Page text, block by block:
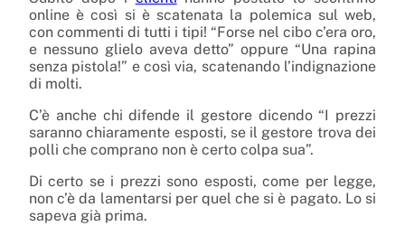
online è così si è scatenata la polemica sul web,
con commenti di tutti i tipi! “Forse nel cibo c’era oro,
e nessuno glielo aveva detto” oppure “Una rapina
senza pistola!” e così via, scatenando l’indignazione
di molti.
C’è anche chi difende il gestore dicendo “I prezzi
saranno chiaramente esposti, se il gestore trova dei
polli che comprano non è certo colpa sua”.
Di certo se i prezzi sono esposti, come per legge,
non c’è da lamentarsi per quel che si è pagato. Lo si
sapeva già prima.